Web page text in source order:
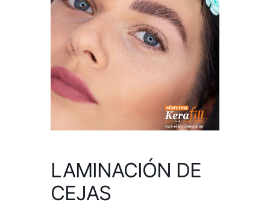
LAMINACIÓN DE
CEJAS